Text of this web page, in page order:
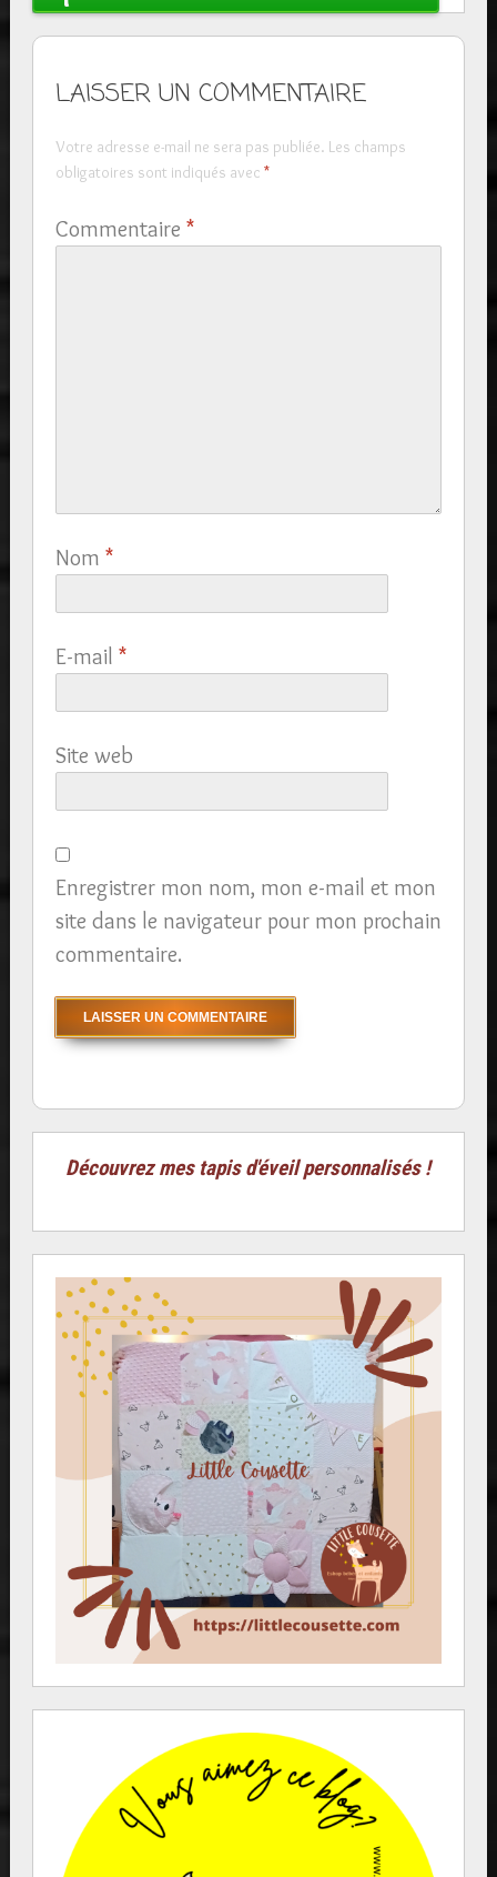
LAISSER UN COMMENTAIRE
Votre adresse e-mail ne sera pas publiée. Les champs
obligatoires sont indiqués avec *
Commentaire *
Nom *
E-mail *
Site web
Enregistrer mon nom, mon e-mail et mon
site dans le navigateur pour mon prochain
commentaire.
Découvrez mes tapis d'éveil personnalisés !